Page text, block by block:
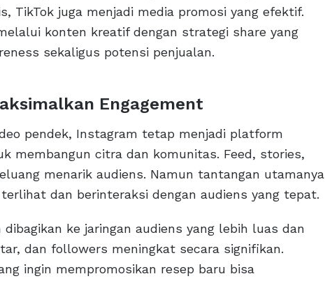
TikTok juga menjadi media promosi yang efektif.
konten kreatif dengan strategi share yang
sekaligus potensi penjualan.
Engagement
pendek, Instagram tetap menjadi platform
membangun citra dan komunitas. Feed, stories,
menarik audiens. Namun tantangan utamanya
dan berinteraksi dengan audiens yang tepat.
dibagikan ke jaringan audiens yang lebih luas dan
dan followers meningkat secara signifikan.
ingin mempromosikan resep baru bisa